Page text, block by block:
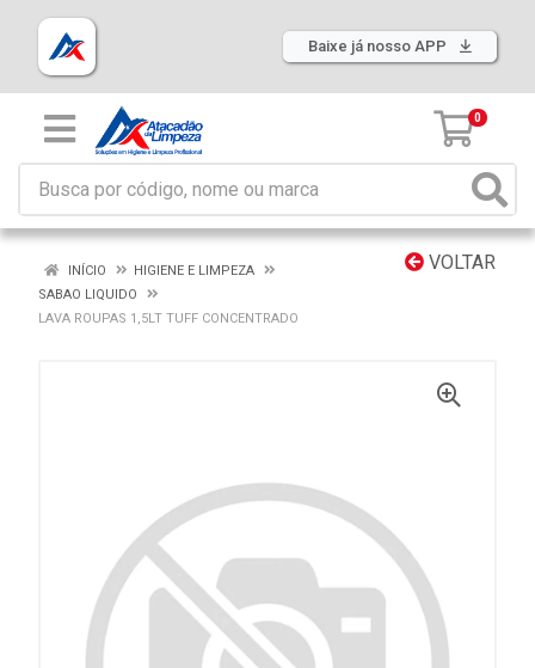
Baixe já nosso APP
0
VOLTAR
INÍCIO
HIGIENE E LIMPEZA
SABAO LIQUIDO
LAVA ROUPAS 1,5LT TUFF CONCENTRADO